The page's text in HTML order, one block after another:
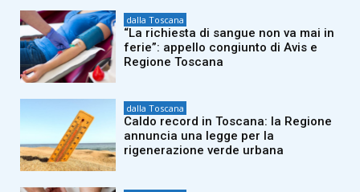
dalla Toscana
“La richiesta di sangue non va mai in
ferie”: appello congiunto di Avis e
Regione Toscana
dalla Toscana
Caldo record in Toscana: la Regione
annuncia una legge per la
rigenerazione verde urbana